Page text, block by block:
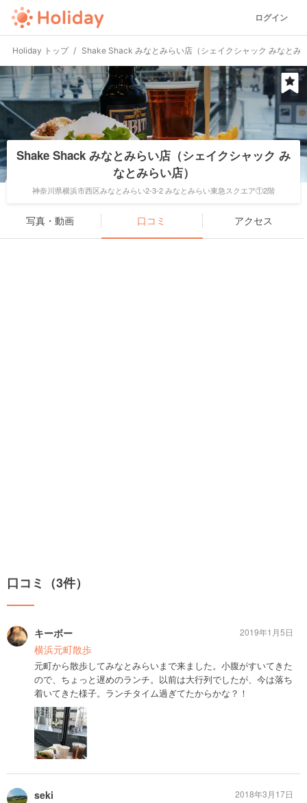
ログイン
Holiday トップ Shake Shack みなとみらい店（シェイクシャック みなとみ
Shake Shack みなとみらい店（シェイクシャック み
なとみらい店）
神奈川県横浜市西区みなとみらい2-3-2 みなとみらい東急スクエア①2階
写真・動画 口コミ アクセス
口コミ（3件）
キーボー
横浜元町散歩
元町から散歩してみなとみらいまで来ました。小腹がすいてきた
ので、ちょっと遅めのランチ。以前は大行列でしたが、今は落ち
着いてきた様子。ランチタイム過ぎてたからかな？！
2019年1月5日
seki
2018年3月17日